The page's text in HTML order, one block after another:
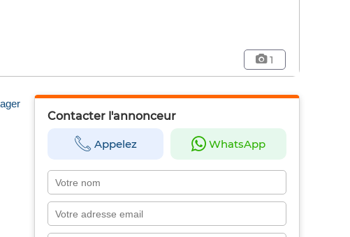
1
Contacter l'annonceur
Appelez WhatsApp